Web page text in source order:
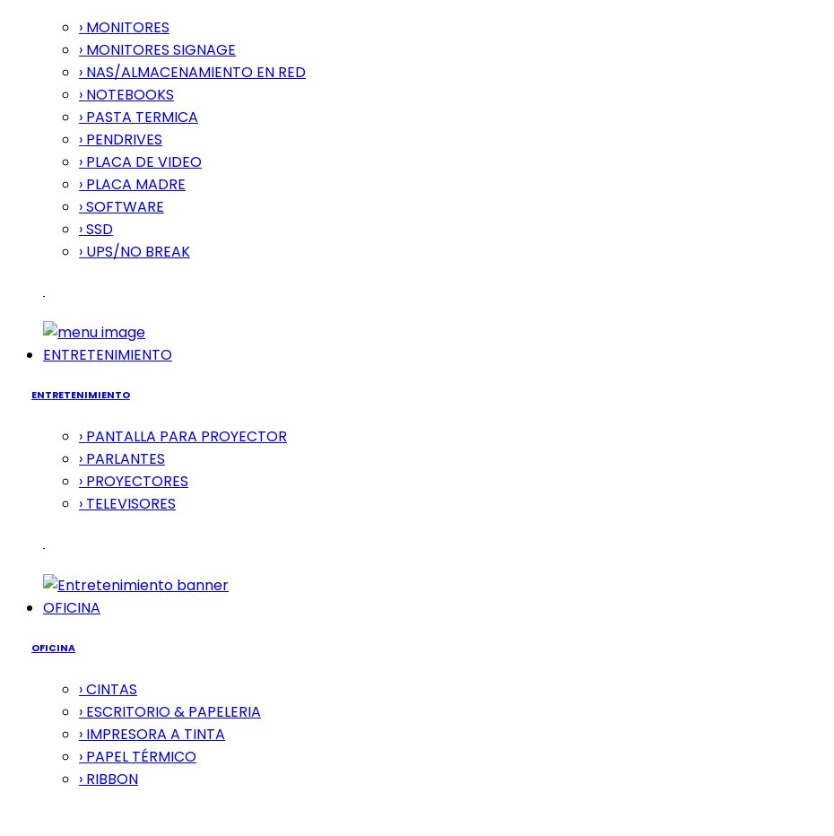
› MONITORES
› MONITORES SIGNAGE
› NAS/ALMACENAMIENTO EN RED
› NOTEBOOKS
› PASTA TERMICA
› PENDRIVES
› PLACA DE VIDEO
› PLACA MADRE
› SOFTWARE
› SSD
› UPS/NO BREAK
ENTRETENIMIENTO
ENTRETENIMIENTO
› PANTALLA PARA PROYECTOR
› PARLANTES
› PROYECTORES
› TELEVISORES
OFICINA
OFICINA
› CINTAS
› ESCRITORIO & PAPELERIA
› IMPRESORA A TINTA
› PAPEL TÉRMICO
› RIBBON